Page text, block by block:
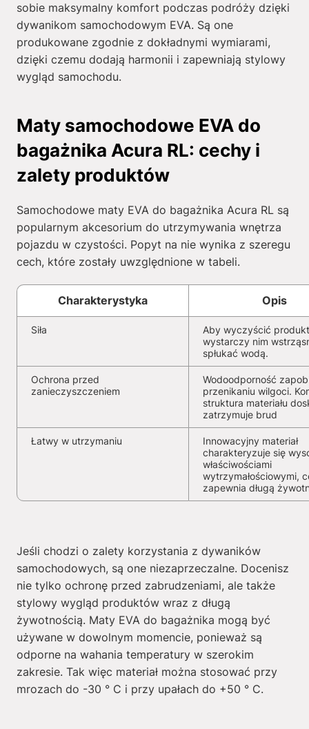
sobie maksymalny komfort podczas podróży dzięki
dywanikom samochodowym EVA. Są one
produkowane zgodnie z dokładnymi wymiarami,
dzięki czemu dodają harmonii i zapewniają stylowy
wygląd samochodu.
Maty samochodowe EVA do
bagażnika Acura RL: cechy i
zalety produktów
Samochodowe maty EVA do bagażnika Acura RL są
popularnym akcesorium do utrzymywania wnętrza
pojazdu w czystości. Popyt na nie wynika z szeregu
cech, które zostały uwzględnione w tabeli.
Charakterystyka Opis
Siła
Aby wyczyścić
wystarczy nim
spłukać wodą.
Ochrona przed
zanieczyszczeniem
Wodoodporność
przenikaniu wilgoci.
struktura materiału
zatrzymuje brud
Łatwy w utrzymaniu
Innowacyjny materiał
charakteryzuje się
właściwościami
wytrzymałościowymi,
zapewnia długą
Jeśli chodzi o zalety korzystania z dywaników
samochodowych, są one niezaprzeczalne. Docenisz
nie tylko ochronę przed zabrudzeniami, ale także
stylowy wygląd produktów wraz z długą
żywotnością. Maty EVA do bagażnika mogą być
używane w dowolnym momencie, ponieważ są
odporne na wahania temperatury w szerokim
zakresie. Tak więc materiał można stosować przy
mrozach do -30 ° C i przy upałach do +50 ° C.